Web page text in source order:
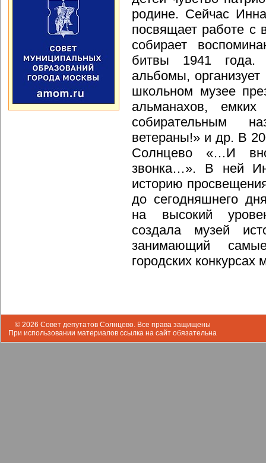
родине. Сейчас
посвящает работе с
собирает
битвы 1941 года.
альбомы,
школьном музее
альманахов,
собирательным
ветераны!» и др. В
Солнцево «…И
звонка…». В ней
историю
до сегодняшнего
на высокий
создала музей
занимающий
городских конкурсах
© 2026 Совет депутатов Солнцево. Все права защищены
При использовании материалов ссылка на сайт обязательна